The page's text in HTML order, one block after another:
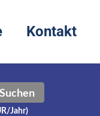
Kontakt
Suchen
Jahr)